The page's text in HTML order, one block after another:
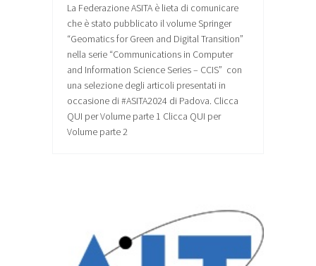
La Federazione ASITA è lieta di comunicare
che è stato pubblicato il volume Springer
“Geomatics for Green and Digital Transition”
nella serie “Communications in Computer
and Information Science Series – CCIS” con
una selezione degli articoli presentati in
occasione di #ASITA2024 di Padova. Clicca
QUI per Volume parte 1 Clicca QUI per
Volume parte 2